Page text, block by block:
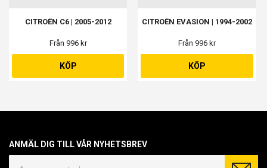
CITROËN C6 | 2005-2012
Från 996 kr
KÖP
CITROËN EVASION | 1994-2002
Från 996 kr
KÖP
ANMÄL DIG TILL VÅR NYHETSBREV